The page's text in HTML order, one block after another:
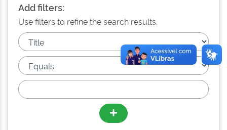
Add filters:
Use filters to refine the search results.